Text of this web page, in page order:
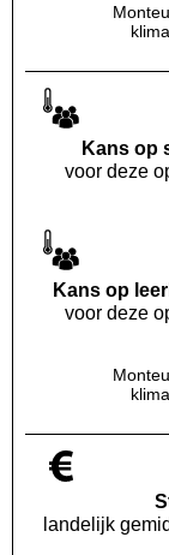
Kans op
voor deze
Kans op
voor deze
landelijk